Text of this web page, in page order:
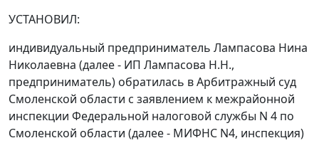
УСТАНОВИЛ:
индивидуальный предприниматель Лампасова Нина
Николаевна (далее - ИП Лампасова Н.Н.,
предприниматель) обратилась в Арбитражный суд
Смоленской области с заявлением к межрайонной
инспекции Федеральной налоговой службы N 4 по
Смоленской области (далее - МИФНС N4, инспекция)